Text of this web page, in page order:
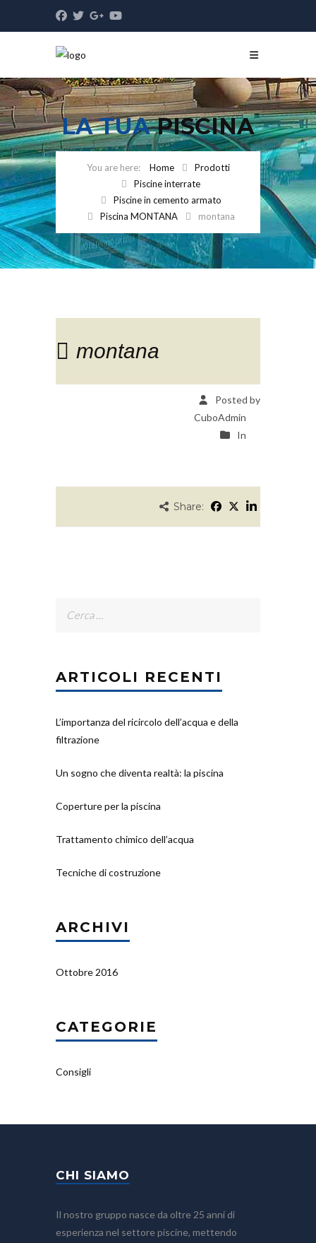
LA TUAPISCINA
Home
Prodotti
Piscine interrate
Piscine in cemento armato
Piscina MONTANA
montana
montana
Posted by
CuboAdmin
In
Share:
ARTICOLI RECENTI
L’importanza del ricircolo dell’acqua e della
filtrazione
Un sogno che diventa realtà: la piscina
Coperture per la piscina
Trattamento chimico dell’acqua
Tecniche di costruzione
ARCHIVI
Ottobre 2016
CATEGORIE
Consigli
CHI SIAMO
Il nostro gruppo nasce da oltre 25 anni di
esperienza nel settore piscine, mettendo